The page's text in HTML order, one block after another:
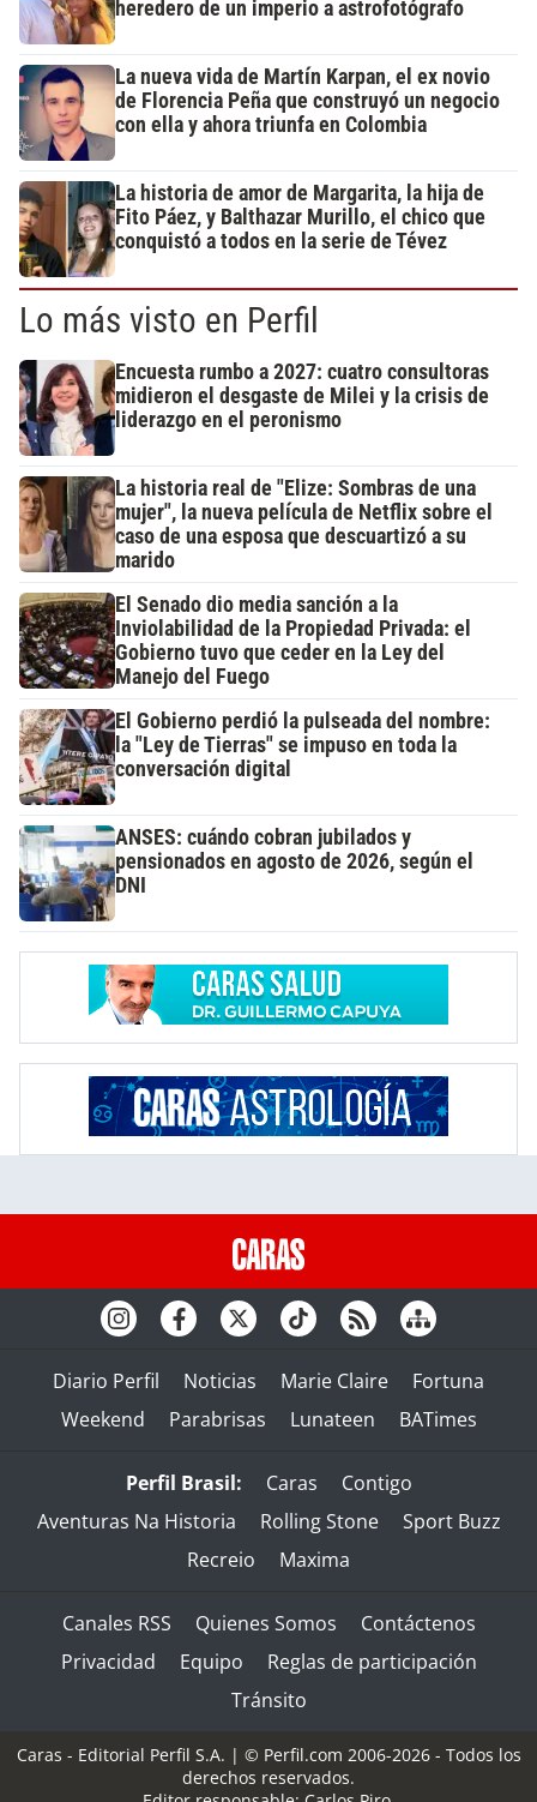
heredero de un imperio a astrofotógrafo
La nueva vida de Martín Karpan, el ex novio
de Florencia Peña que construyó un negocio
con ella y ahora triunfa en Colombia
La historia de amor de Margarita, la hija de
Fito Páez, y Balthazar Murillo, el chico que
conquistó a todos en la serie de Tévez
Lo más visto en Perfil
Encuesta rumbo a 2027: cuatro consultoras
midieron el desgaste de Milei y la crisis de
liderazgo en el peronismo
La historia real de "Elize: Sombras de una
mujer", la nueva película de Netflix sobre el
caso de una esposa que descuartizó a su
marido
El Senado dio media sanción a la
Inviolabilidad de la Propiedad Privada: el
Gobierno tuvo que ceder en la Ley del
Manejo del Fuego
El Gobierno perdió la pulseada del nombre:
la "Ley de Tierras" se impuso en toda la
conversación digital
ANSES: cuándo cobran jubilados y
pensionados en agosto de 2026, según el
DNI
Diario Perfil Noticias Marie Claire
Fortuna
Weekend
Parabrisas Lunateen BATimes
Perfil Brasil: Caras
Contigo
Aventuras Na Historia
Rolling Stone
Sport Buzz
Recreio
Maxima
Canales RSS Quienes Somos
Contáctenos
Privacidad
Equipo
Reglas de participación
Tránsito
Caras - Editorial Perfil S.A. | © Perfil.com 2006-2026 - Todos los
derechos reservados.